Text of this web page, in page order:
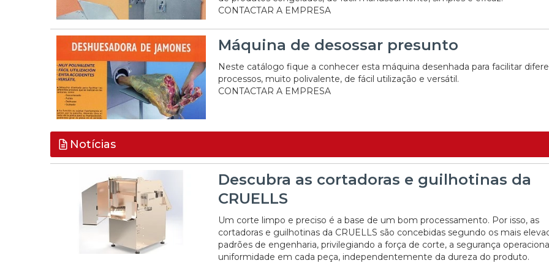
CONTACTAR A EMPRESA
Máquina de desossar presunto
Neste catálogo fique a conhecer esta máquina desenhada para facilitar
processos, muito polivalente, de fácil utilização e versátil.
CONTACTAR A EMPRESA
Notícias
Descubra as cortadoras e guilhotinas da
CRUELLS
Um corte limpo e preciso é a base de um bom processamento. Por isso, as
cortadoras e guilhotinas da CRUELLS são concebidas segundo os mais
padrões de engenharia, privilegiando a força de corte, a segurança
uniformidade em cada peça, independentemente da dureza do produto.